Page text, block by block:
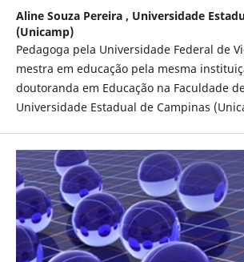
Aline Souza Pereira , Universidade
(Unicamp)
Pedagoga pela Universidade Federal de
mestra em educação pela mesma
doutoranda em Educação na Faculdade
Universidade Estadual de Campinas